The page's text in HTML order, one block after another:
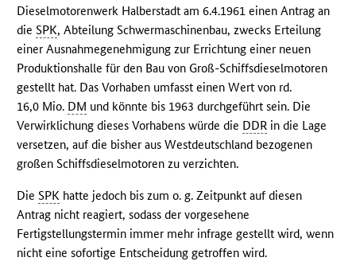
Dieselmotorenwerk Halberstadt am 6.4.1961 einen Antrag an
dieSPK, Abteilung Schwermaschinenbau, zwecks Erteilung
einer Ausnahmegenehmigung zur Errichtung einer neuen
Produktionshalle für den Bau von Groß-Schiffsdieselmotoren
gestellt hat. Das Vorhaben umfasst einen Wert von rd.
16,0 Mio. DM und könnte bis 1963 durchgeführt sein. Die
Verwirklichung dieses Vorhabens würde die DDR in die Lage
versetzen, auf die bisher aus Westdeutschland bezogenen
großen Schiffsdieselmotoren zu verzichten.
DieSPK hatte jedoch bis zum o. g. Zeitpunkt auf diesen
Antrag nicht reagiert, sodass der vorgesehene
Fertigstellungstermin immer mehr infrage gestellt wird, wenn
nicht eine sofortige Entscheidung getroffen wird.